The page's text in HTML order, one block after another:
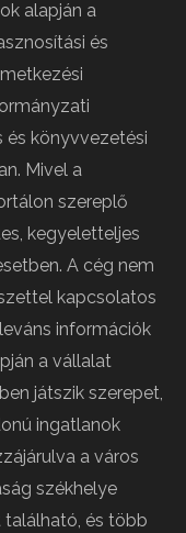
alapján a
és
és könyvvezetési
Mivel a
szereplő
kegyeletteljes
A cég nem
kapcsolatos
információk
a vállalat
játszik szerepet,
ingatlanok
a város
székhelye
található, és több